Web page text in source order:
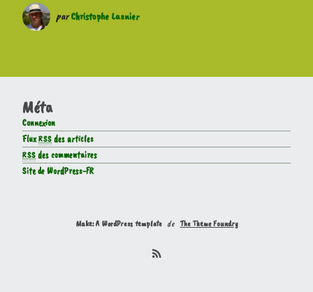
parChristophe Lasnier
Méta
Connexion
FluxRSSdes articles
RSSdes commentaires
Site de WordPress-FR
Make: A WordPress template de The Theme Foundry
R